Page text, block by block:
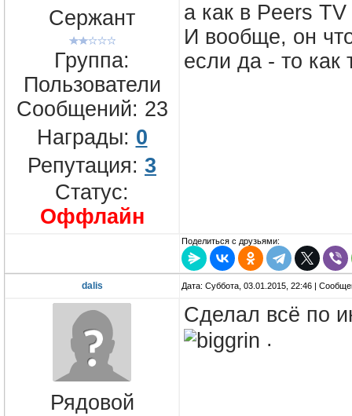
Сержант
Группа:
Пользователи
Сообщений: 23
Награды: 0
Репутация: 3
Статус:
Оффлайн
а как в Peers
И вообще, он
если да - то как
Поделиться с друзьями:
dalis Дата: Суббота, 03.01.2015, 22:46 |
Рядовой
Сделал всё по
.